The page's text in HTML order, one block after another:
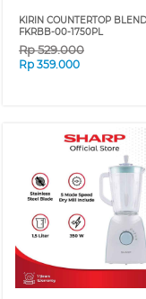
KIRIN COUNTERTOP
FKRBB-00-1750PL
Rp529.000
Rp 359.000